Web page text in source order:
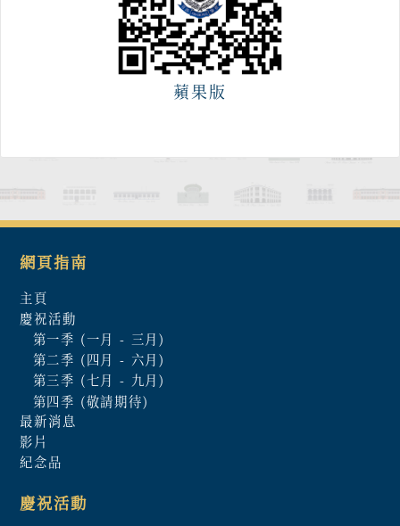
蘋果版
網頁指南
主頁
慶祝活動
第一季 (一月 - 三月)
第二季 (四月 - 六月)
第三季 (七月 - 九月)
第四季 (敬請期待)
最新消息
影片
紀念品
慶祝活動